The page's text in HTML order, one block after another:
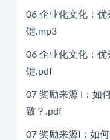
06 企业化文化：
键.mp3
06 企业化文化：
键.pdf
07 奖励来源 I：如
致？.pdf
07 奖励来源I：如